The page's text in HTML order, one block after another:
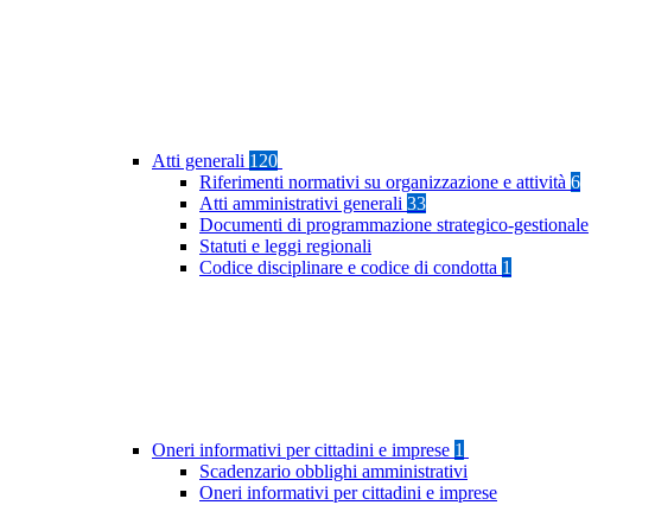
Atti generali 120
Riferimenti normativi su organizzazione e attività 6
Atti amministrativi generali 33
Documenti di programmazione strategico-gestionale
Statuti e leggi regionali
Codice disciplinare e codice di condotta 1
Oneri informativi per cittadini e imprese 1
Scadenzario obblighi amministrativi
Oneri informativi per cittadini e imprese